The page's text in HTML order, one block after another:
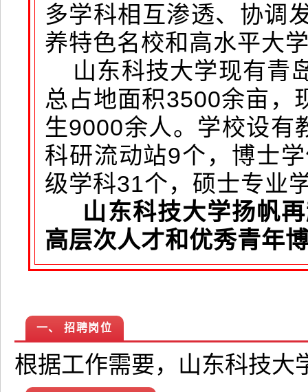
多学科相互渗透、协调
养特色名校和高水平大
山东科技大学现有青
总占地面积3500余亩，
生9000余人。学校设有
科研流动站9个，博士
级学科31个，硕士专业
山东科技大学扬帆
高层次人才和优秀青年
一、 招聘岗位
根据工作需要，山东科技大